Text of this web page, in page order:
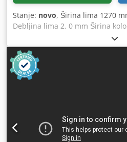
Stanje: novo, Širina lima 1270
Debljina lima 2, 0 mm Širina
otvaranja 48 mm Ugao savijanja
potreba za snagom Priručnik
Dimenzije cca. 1, 6 k 0, 9 k 1, 2
savijanje Širine segmenta: 25, 35,
250 mm.